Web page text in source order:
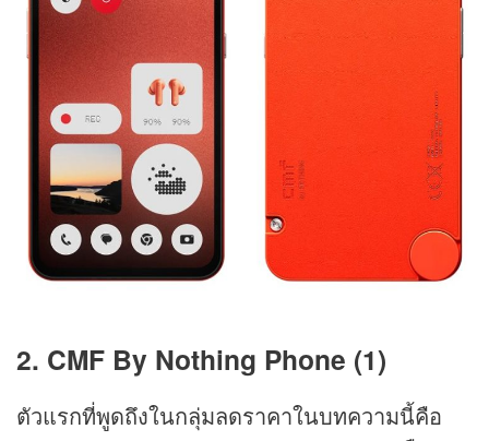
2. CMF By Nothing Phone (1)
ตัวแรกที่พูดถึงในกลุ่มลดราคาในบทความนี้คือ